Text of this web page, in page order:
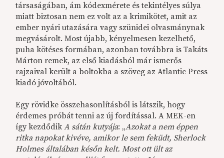
társaságában, ám kódexmérete és tekintélyes súlya
miatt biztosan nem ez volt az a krimikötet, amit az
ember nyári utazására vagy szünidei olvasmánynak
megvásárolt. Most újabb, kényelmesen kezelhető,
puha kötéses formában, azonban továbbra is Takáts
Márton remek, az első kiadásból már ismerős
rajzaival került a boltokba a szöveg az Atlantic Press
kiadó jóvoltából.
Egy rövidke összehasonlításból is látszik, hogy
érdemes próbát tenni az új fordítással. A MEK-en
így kezdődikA sátán kutyája: „Azokat a nem éppen
ritka napokat kivéve, amikor le sem feküdt, Sherlock
Holmes általában későn kelt. Most ott ült az